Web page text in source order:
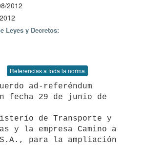
2012
Leyes y Decretos:
Referencias a toda la norma
ad-referéndum
fecha 29 de junio de
de Transporte y
y la empresa Camino a
para la ampliación